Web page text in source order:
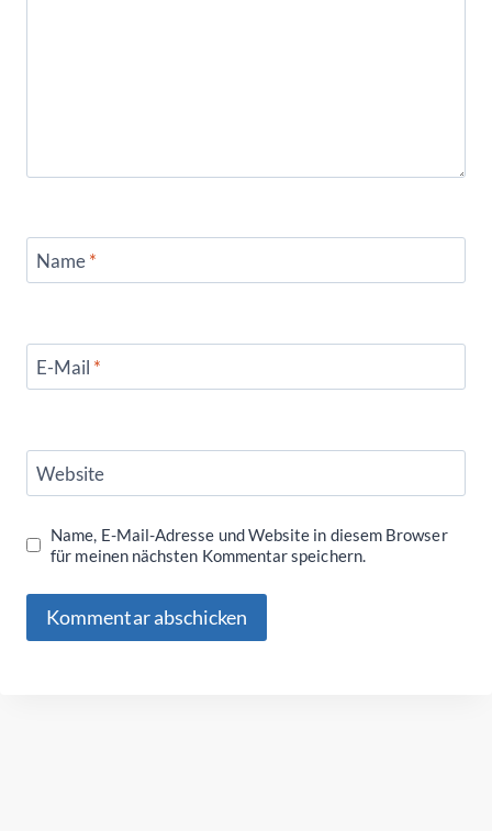
Name*
E-Mail *
Website
Name, E-Mail-Adresse und Website in diesem Browser
für meinen nächsten Kommentar speichern.